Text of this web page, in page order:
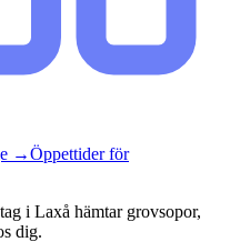
→Öppettider för
i Laxå hämtar grovsopor,
dig.